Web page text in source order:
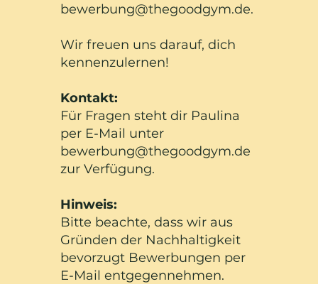
bewerbung@thegoodgym.de.
Wir freuen uns darauf, dich
kennenzulernen!
Kontakt:
Für Fragen steht dir Paulina
per E-Mail unter
bewerbung@thegoodgym.de
zur Verfügung.
Hinweis:
Bitte beachte, dass wir aus
Gründen der Nachhaltigkeit
bevorzugt Bewerbungen per
E-Mail entgegennehmen.